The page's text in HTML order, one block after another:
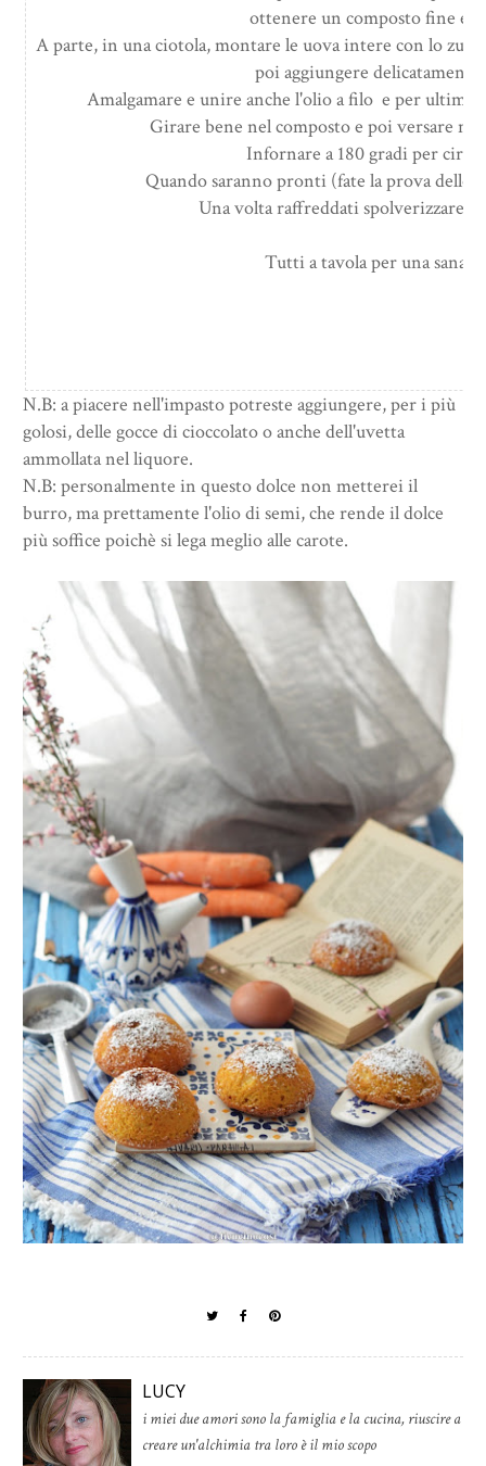
ottenere un composto fine e
A parte, in una ciotola, montare le uova intere con lo
poi aggiungere delicatamente
Amalgamare e unire anche l'olio a filo e per ultimo
Girare bene nel composto e poi versare
Infornare a 180 gradi per
Quando saranno pronti (fate la prova dello
Una volta raffreddati spolverizzare
Tutti a tavola per una sana
N.B: a piacere nell'impasto potreste aggiungere, per i più
golosi, delle gocce di cioccolato o anche dell'uvetta
ammollata nel liquore.
N.B: personalmente in questo dolce non metterei il
burro, ma prettamente l'olio di semi, che rende il dolce
più soffice poichè si lega meglio alle carote.
LUCY
i miei due amori sono la famiglia e la cucina, riuscire a
creare un'alchimia tra loro è il mio scopo